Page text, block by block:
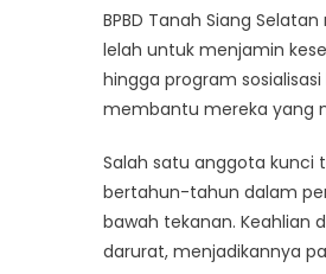
BPBD Tanah Siang
lelah untuk menjamin
hingga program
membantu mereka yang
Salah satu anggota kunci
bertahun-tahun dalam
bawah tekanan. Keahlian
darurat, menjadikannya